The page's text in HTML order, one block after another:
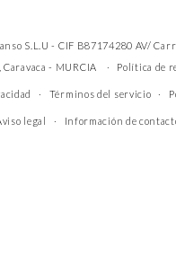
S.L.U - CIF B87174280 AV/
Caravaca - MURCIA
Política de
Términos del servicio
legal Información de